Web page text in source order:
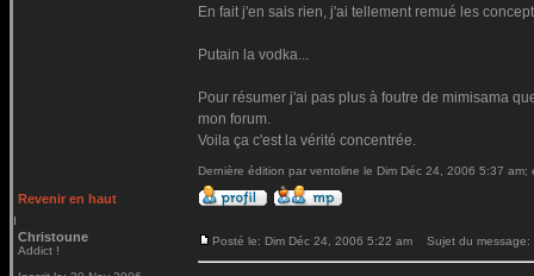
En fait j'en sais rien, j'ai tellement remué les
Putain la vodka...
Pour résumer j'ai pas plus à foutre de mimisama
mon forum.
Voila ça c'est la vérité concentrée.
Dernière édition par ventoline le Dim Déc 24, 2006 5:37 am;
Revenir en haut
Christoune
Addict !
Posté le: Dim Déc 24, 2006 5:22 am Sujet du message: